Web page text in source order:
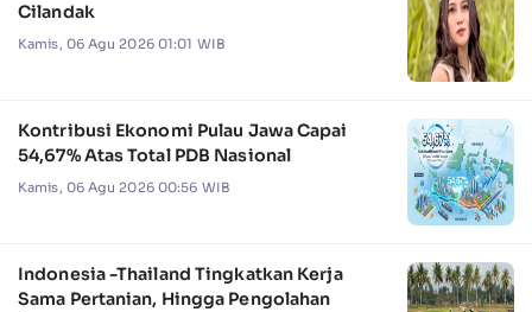
Cilandak
Kamis, 06 Agu 2026 01:01 WIB
Kontribusi Ekonomi Pulau Jawa Capai
54,67% Atas Total PDB Nasional
Kamis, 06 Agu 2026 00:56 WIB
Indonesia -Thailand Tingkatkan Kerja
Sama Pertanian, Hingga Pengolahan